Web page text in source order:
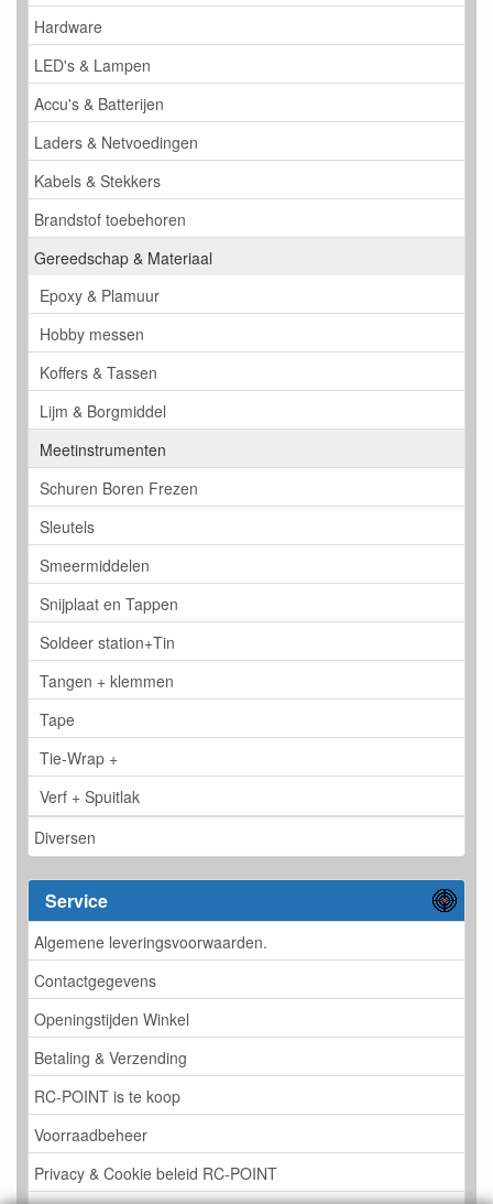
Hardware
LED's & Lampen
Accu's & Batterijen
Laders & Netvoedingen
Kabels & Stekkers
Brandstof toebehoren
Gereedschap & Materiaal
Epoxy & Plamuur
Hobby messen
Koffers & Tassen
Lijm & Borgmiddel
Meetinstrumenten
Schuren Boren Frezen
Sleutels
Smeermiddelen
Snijplaat en Tappen
Soldeer station+Tin
Tangen + klemmen
Tape
Tie-Wrap +
Verf + Spuitlak
Diversen
Service
Algemene leveringsvoorwaarden.
Contactgegevens
Openingstijden Winkel
Betaling & Verzending
RC-POINT is te koop
Voorraadbeheer
Privacy & Cookie beleid RC-POINT